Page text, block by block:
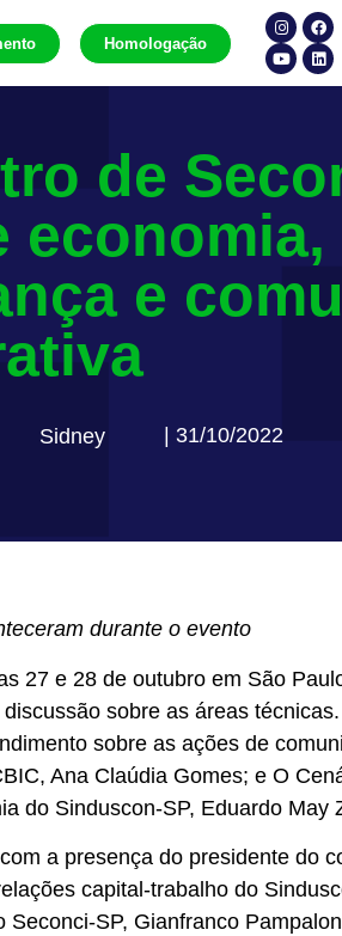
Homologação
de
economia,
e
Sidney | 31/10/2022
durante o evento
27 e 28 de outubro em São
sobre as áreas
sobre as ações de
Ana Claúdia Gomes; e O
do Sinduscon-SP, Eduardo May
a presença do presidente do
capital-trabalho do
SP, Gianfranco